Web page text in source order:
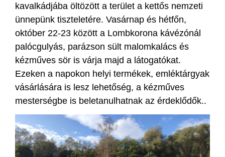
kavalkádjába öltözött a terület a kettős nemzeti
ünnepünk tiszteletére. Vasárnap és hétfőn,
október 22-23 között a Lombkorona kávézónál
palócgulyás, parázson sült malomkalács és
kézműves sör is várja majd a látogatókat.
Ezeken a napokon helyi termékek, emléktárgyak
vásárlására is lesz lehetőség, a kézműves
mesterségbe is beletanulhatnak az érdeklődők..